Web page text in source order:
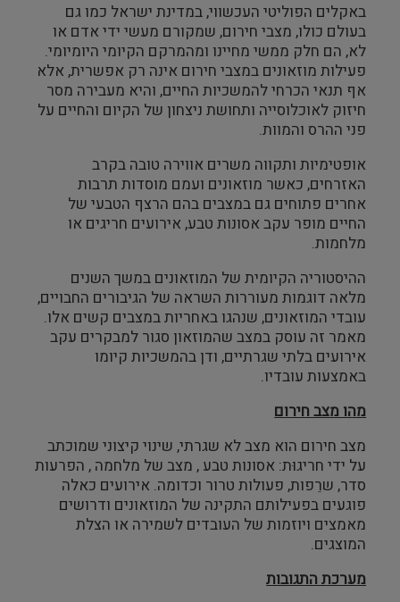
היסטוריה ומורשת
צילום ווידאו ארט
מדע וטבע
ביטחון ובטיחות
שימור
חינוך והדרכה
עיצוב וארכיטקטורה
התיישבות
זכוכית וקרמיקה
מבנים היסטוריים
עיצוב
באקלים הפוליטי העכשווי, במדינת ישראל כמו גם
בעולם כולו, מצבי חירום, שמקורם מעשי ידי אדם או
לא, הם חלק ממשי מחיינו ומהמרקם הקיומי היומיומי.
פעילות מוזאונים במצבי חירום אינה רק אפשרית, אלא
אף תנאי הכרחי להמשכיות החיים, והיא מעבירה מסר
חיזוק לאוכלוסייה ותחושת ניצחון של הקיום והחיים על
פני ההרס והמוות.
אופטימיות ותקווה משרים אווירה טובה בקרב
האזרחים, כאשר מוזאונים ועמם מוסדות תרבות
אחרים פתוחים גם במצבים בהם הרצף הטבעי של
החיים מופר עקב אסונות טבע, אירועים חריגים או
מלחמות.
ההיסטוריה הקיומית של המוזאונים במשך השנים
מלאה דוגמות מעוררות השראה של הגיבורים החבויים,
עובדי המוזאונים, שנהגו באחריות במצבים קשים אלו.
מאמר זה עוסק במצב שהמוזאון סגור למבקרים עקב
אירועים בלתי שגרתיים, ודן בהמשכיות קיומו
באמצעות עובדיו.
מהו מצב חירום
מצב חירום הוא מצב לא שגרתי, שינוי קיצוני שמוכתב
על ידי חריגוּת: אסונות טבע , מצב של מלחמה , הפרעות
סדר, שרֵפות, פעולות טרור וכדומה. אירועים כאלה
פוגעים בפעילותם התקינה של המוזאונים ודרושים
מאמצים ויוזמות של העובדים לשמירה או הצלת
המוצגים.
מערכת התגובות